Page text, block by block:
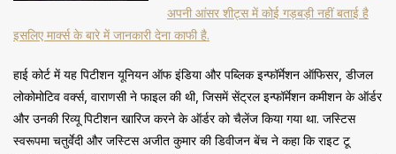
अपनी आंसर शीट्स में कोई गड़बड़ी नहीं बताई है
इसलिए मार्क्स के बारे में जानकारी देना काफी है.
हाई कोर्ट में यह पिटीशन यूनियन ऑफ इंडिया और पब्लिक इन्फॉर्मेशन ऑफिसर, डीजल
लोकोमोटिव वर्क्स, वाराणसी ने फाइल की थी, जिसमें सेंट्रल इन्फॉर्मेशन कमीशन के ऑर्डर
और उनकी रिव्यू पिटीशन खारिज करने के ऑर्डर को चैलेंज किया गया था. जस्टिस
स्वरूपमा चतुर्वेदी और जस्टिस अजीत कुमार की डिवीजन बेंच ने कहा कि राइट टू